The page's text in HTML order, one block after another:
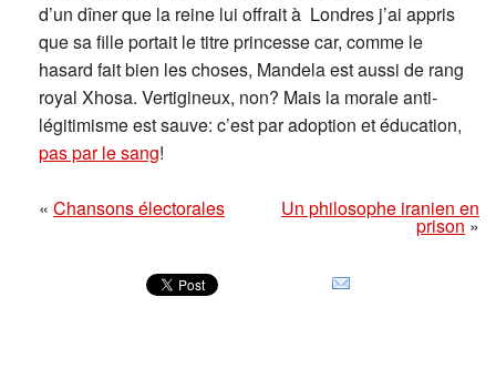
d’un dîner que la reine lui offrait à Londres j’ai appris
que sa fille portait le titre princesse car, comme le
hasard fait bien les choses, Mandela est aussi de rang
royal Xhosa. Vertigineux, non? Mais la morale anti-
légitimisme est sauve: c’est par adoption et éducation,
pas par le sang!
« Chansons électorales Un philosophe iranien en
prison»